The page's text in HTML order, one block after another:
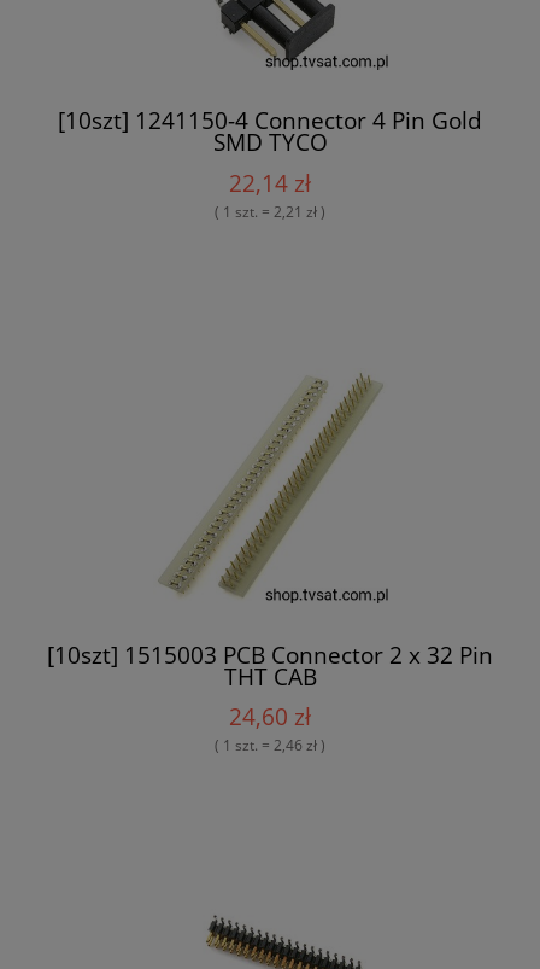
[10szt] 1241150-4 Connector 4 Pin Gold
SMD TYCO
22,14 zł
( 1 szt. = 2,21 zł )
[10szt] 1515003 PCB Connector 2 x 32 Pin
THT CAB
24,60 zł
( 1 szt. = 2,46 zł )